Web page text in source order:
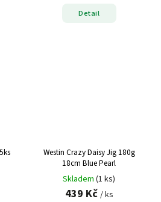
Detail
Westin Crazy Daisy Jig 180g
18cm Blue Pearl
Skladem (1 ks)
439 Kč / ks